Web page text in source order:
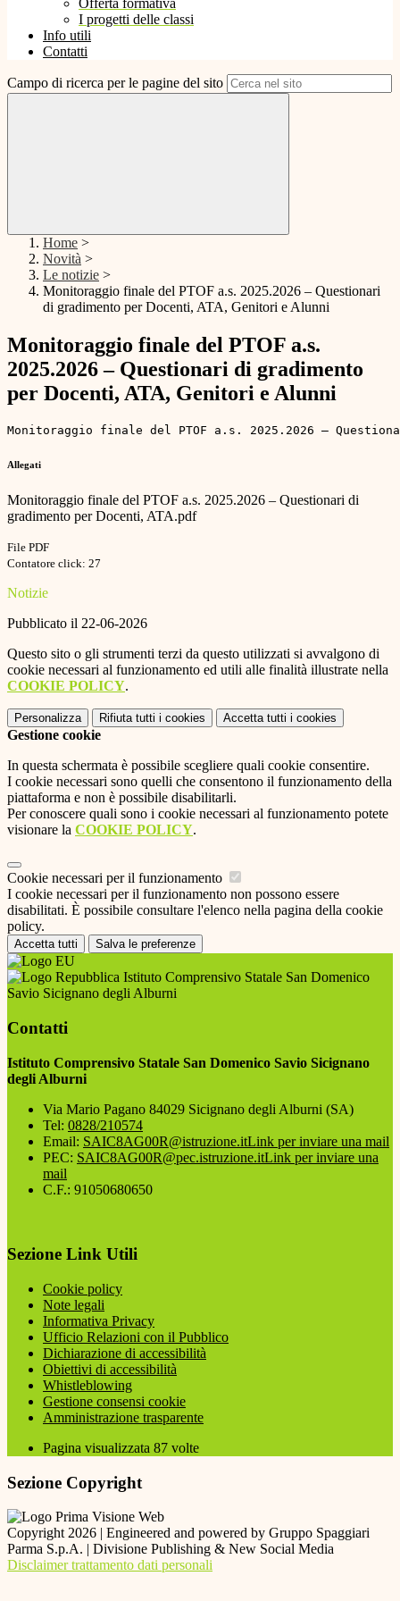
Offerta formativa
I progetti delle classi
Info utili
Contatti
Campo di ricerca per le pagine del sito
Home >
Novità >
Le notizie >
Monitoraggio finale del PTOF a.s. 2025.2026 – Questionari
di gradimento per Docenti, ATA, Genitori e Alunni
Monitoraggio finale del PTOF a.s.
2025.2026 – Questionari di gradimento
per Docenti, ATA, Genitori e Alunni
Monitoraggio finale del PTOF a.s. 2025.2026 –
Allegati
Monitoraggio finale del PTOF a.s. 2025.2026 – Questionari di
gradimento per Docenti, ATA.pdf
File PDF
Contatore click: 27
Notizie
Pubblicato il 22-06-2026
Questo sito o gli strumenti terzi da questo utilizzati si avvalgono di
cookie necessari al funzionamento ed utili alle finalità illustrate nella
COOKIE POLICY.
Personalizza Rifiuta tutti i cookies Accetta tutti i cookies
Gestione cookie
In questa schermata è possibile scegliere quali cookie consentire.
I cookie necessari sono quelli che consentono il funzionamento della
piattaforma e non è possibile disabilitarli.
Per conoscere quali sono i cookie necessari al funzionamento potete
visionare la COOKIE POLICY.
Cookie necessari per il funzionamento
I cookie necessari per il funzionamento non possono essere
disabilitati. È possibile consultare l'elenco nella pagina della cookie
policy.
Accetta tutti Salva le preferenze
Istituto Comprensivo Statale San Domenico
Savio Sicignano degli Alburni
Contatti
Istituto Comprensivo Statale San Domenico Savio Sicignano
degli Alburni
Via Mario Pagano 84029 Sicignano degli Alburni (SA)
Tel: 0828/210574
Email: SAIC8AG00R@istruzione.itLink per inviare una mail
PEC: SAIC8AG00R@pec.istruzione.itLink per inviare una
mail
C.F.: 91050680650
Sezione Link Utili
Cookie policy
Note legali
Informativa Privacy
Ufficio Relazioni con il Pubblico
Dichiarazione di accessibilità
Obiettivi di accessibilità
Whistleblowing
Gestione consensi cookie
Amministrazione trasparente
Pagina visualizzata 87 volte
Sezione Copyright
Copyright 2026 | Engineered and powered by Gruppo Spaggiari
Parma S.p.A. | Divisione Publishing & New Social Media
Disclaimer trattamento dati personali